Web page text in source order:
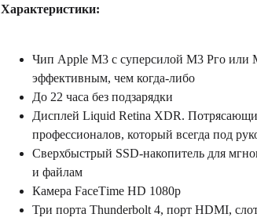
Характеристики:
Чип Аррlе М3 с суперсилой М3 Рго или
эффективным, чем когда-либо
До 22 часа без подзарядки
Дисплей Liquid Retina XDR.
профессионалов, который всегда под
Сверхбыстрый SSD-накопитель для
и файлам
Камера FасеТimе НD 1080p
Три порта Thunderbolt 4, порт НDМІ,